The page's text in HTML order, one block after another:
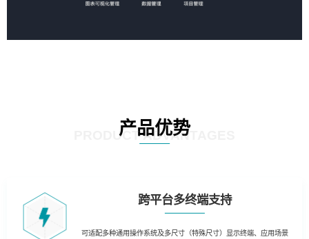
产品优势
PRODUCT ADVANTAGES
跨平台多终端支持
可适配多种通用操作系统及多尺寸（特殊尺寸）显示终端、应用场景